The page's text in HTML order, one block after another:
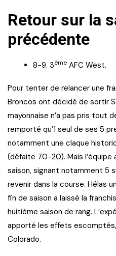
Retour sur la
précédente
8-9. 3ème AFC West.
Pour tenter de relancer une
Broncos ont décidé de sortir
mayonnaise n’a pas pris tout
remporté qu’1 seul de ses 5
notamment une claque
(défaite 70-20). Mais l’équipe
saison, signant notamment 5
revenir dans la course. Hélas
fin de saison a laissé la
huitième saison de rang.
apporté les effets
Colorado.